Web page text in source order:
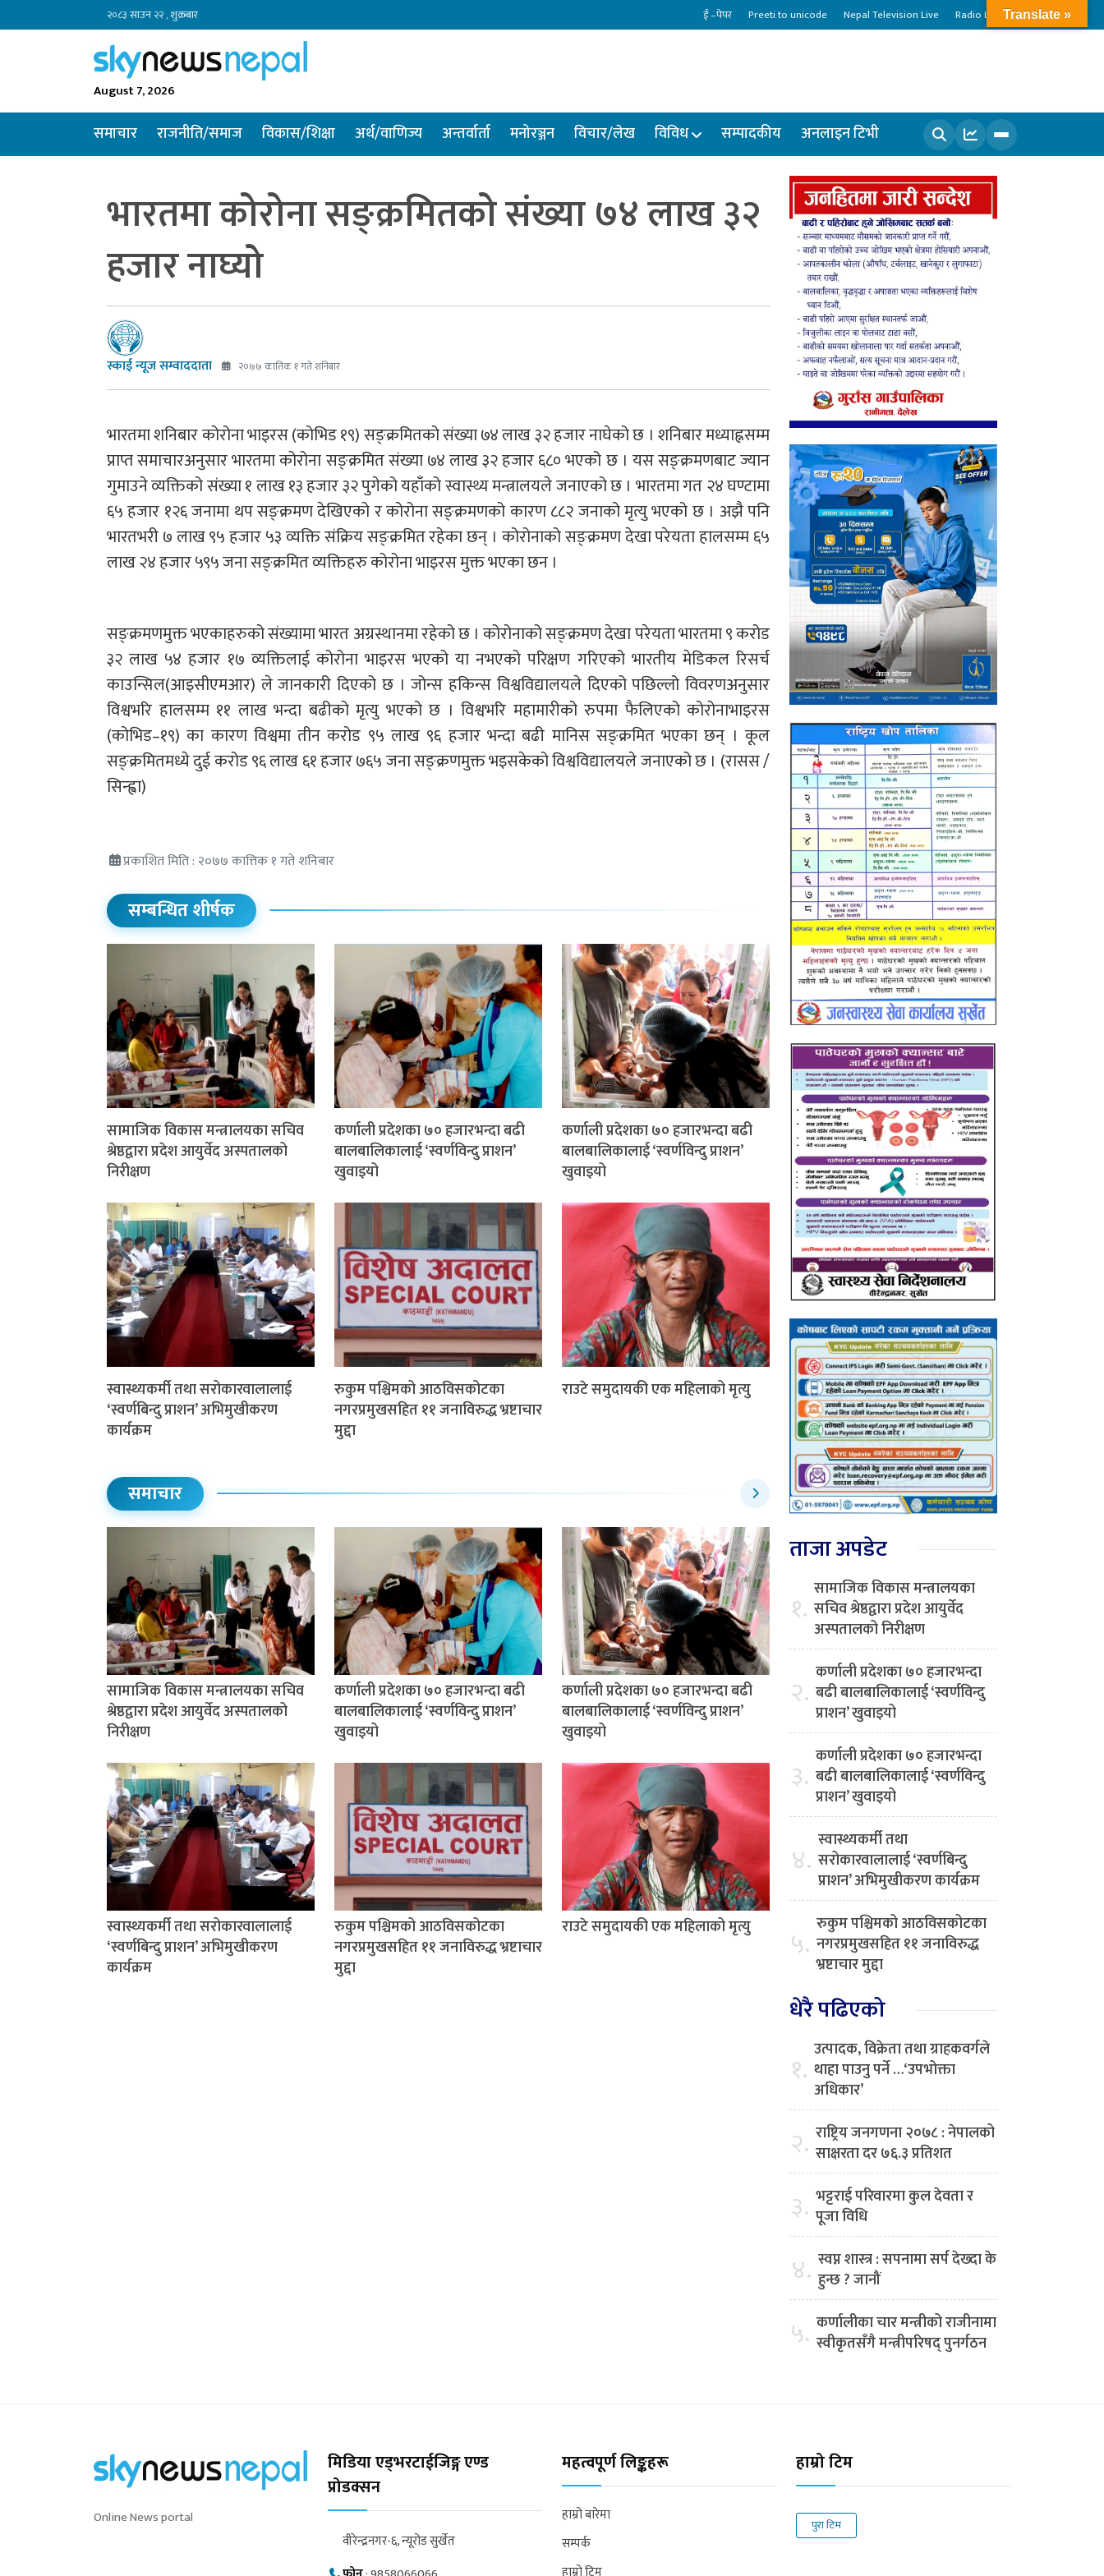
२०८३ साउन २२ , शुक्रबार ई –पेपर Preeti to unicode Nepal Television Live Radio Live
August 7, 2026
समाचार राजनीति/समाज विकास/शिक्षा अर्थ/वाणिज्य अन्तर्वार्ता मनोरञ्जन विचार/लेख विविध सम्पादकीय अनलाइन टिभी
खोज्नुहोस
भारतमा कोरोना सङ्क्रमितको संख्या ७४ लाख ३२
हजार नाघ्यो
स्काई न्यूज सम्वाददाता २०७७ कात्तिक १ गते शनिबार
भारतमा शनिबार कोरोना भाइरस (कोभिड १९) सङ्क्रमितको संख्या ७४ लाख ३२ हजार नाघेको छ । शनिबार मध्याह्नसम्म
प्राप्त समाचारअनुसार भारतमा कोरोना सङ्क्रमित संख्या ७४ लाख ३२ हजार ६८० भएको छ । यस सङ्क्रमणबाट ज्यान
गुमाउने व्यक्तिको संख्या १ लाख १३ हजार ३२ पुगेको यहाँको स्वास्थ्य मन्त्रालयले जनाएको छ । भारतमा गत २४ घण्टामा
६५ हजार १२६ जनामा थप सङ्क्रमण देखिएको र कोरोना सङ्क्रमणको कारण ८८२ जनाको मृत्यु भएको छ । अझै पनि
भारतभरी ७ लाख ९५ हजार ५३ व्यक्ति संक्रिय सङ्क्रमित रहेका छन् । कोरोनाको सङ्क्रमण देखा परेयता हालसम्म ६५
लाख २४ हजार ५९५ जना सङ्क्रमित व्यक्तिहरु कोरोना भाइरस मुक्त भएका छन ।
सङ्क्रमणमुक्त भएकाहरुको संख्यामा भारत अग्रस्थानमा रहेको छ । कोरोनाको सङ्क्रमण देखा परेयता भारतमा ९ करोड
३२ लाख ५४ हजार १७ व्यक्तिलाई कोरोना भाइरस भएको या नभएको परिक्षण गरिएको भारतीय मेडिकल रिसर्च
काउन्सिल(आइसीएमआर) ले जानकारी दिएको छ । जोन्स हकिन्स विश्वविद्यालयले दिएको पछिल्लो विवरणअनुसार
विश्वभरि हालसम्म ११ लाख भन्दा बढीको मृत्यु भएको छ । विश्वभरि महामारीको रुपमा फैलिएको कोरोनाभाइरस
(कोभिड–१९) का कारण विश्वमा तीन करोड ९५ लाख ९६ हजार भन्दा बढी मानिस सङ्क्रमित भएका छन् । कूल
सङ्क्रमितमध्ये दुई करोड ९६ लाख ६१ हजार ७६५ जना सङ्क्रणमुक्त भइसकेको विश्वविद्यालयले जनाएको छ । (रासस /
सिन्ह्वा)
प्रकाशित मिति : २०७७ कात्तिक १ गते शनिबार
सम्बन्धित शीर्षक
सामाजिक विकास मन्त्रालयका सचिव
श्रेष्ठद्वारा प्रदेश आयुर्वेद अस्पतालको
निरीक्षण
कर्णाली प्रदेशका ७० हजारभन्दा बढी
बालबालिकालाई ‘स्वर्णविन्दु प्राशन’
खुवाइयो
कर्णाली प्रदेशका ७० हजारभन्दा बढी
बालबालिकालाई ‘स्वर्णविन्दु प्राशन’
खुवाइयो
स्वास्थ्यकर्मी तथा सरोकारवालालाई
‘स्वर्णबिन्दु प्राशन’ अभिमुखीकरण
कार्यक्रम
रुकुम पश्चिमको आठविसकोटका
नगरप्रमुखसहित ११ जनाविरुद्ध भ्रष्टाचार
मुद्दा
राउटे समुदायकी एक महिलाको मृत्यु
समाचार
सामाजिक विकास मन्त्रालयका सचिव
श्रेष्ठद्वारा प्रदेश आयुर्वेद अस्पतालको
निरीक्षण
कर्णाली प्रदेशका ७० हजारभन्दा बढी
बालबालिकालाई ‘स्वर्णविन्दु प्राशन’
खुवाइयो
कर्णाली प्रदेशका ७० हजारभन्दा बढी
बालबालिकालाई ‘स्वर्णविन्दु प्राशन’
खुवाइयो
स्वास्थ्यकर्मी तथा सरोकारवालालाई
‘स्वर्णबिन्दु प्राशन’ अभिमुखीकरण
कार्यक्रम
रुकुम पश्चिमको आठविसकोटका
नगरप्रमुखसहित ११ जनाविरुद्ध भ्रष्टाचार
मुद्दा
राउटे समुदायकी एक महिलाको मृत्यु
ताजा अपडेट
१. सामाजिक विकास मन्त्रालयका
सचिव श्रेष्ठद्वारा प्रदेश आयुर्वेद
अस्पतालको निरीक्षण
२. कर्णाली प्रदेशका ७० हजारभन्दा
बढी बालबालिकालाई ‘स्वर्णविन्दु
प्राशन’ खुवाइयो
३. कर्णाली प्रदेशका ७० हजारभन्दा
बढी बालबालिकालाई ‘स्वर्णविन्दु
प्राशन’ खुवाइयो
४. स्वास्थ्यकर्मी तथा
सरोकारवालालाई ‘स्वर्णबिन्दु
प्राशन’ अभिमुखीकरण कार्यक्रम
५. रुकुम पश्चिमको आठविसकोटका
नगरप्रमुखसहित ११ जनाविरुद्ध
भ्रष्टाचार मुद्दा
धेरै पढिएको
१. उत्पादक, विक्रेता तथा ग्राहकवर्गले
थाहा पाउनु पर्ने …‘उपभोक्ता
अधिकार’
२. राष्ट्रिय जनगणना २०७८ : नेपालको
साक्षरता दर ७६.३ प्रतिशत
३. भट्टराई परिवारमा कुल देवता र
पूजा विधि
४. स्वप्न शास्त्र : सपनामा सर्प देख्दा के
हुन्छ ? जानौं
५. कर्णालीका चार मन्त्रीको राजीनामा
स्वीकृतसँगै मन्त्रीपरिषद् पुनर्गठन
Online News portal
मिडिया एड्भरटाईजिङ्ग एण्ड
प्रोडक्सन
वीरेन्द्रनगर-६, न्यूरोड सुर्खेत
महत्वपूर्ण लिङ्कहरू
हाम्रो बारेमा
सम्पर्क
हाम्रो टिम
पुरा टिम
Translate »